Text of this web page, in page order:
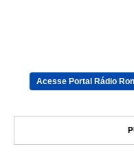
Acesse Portal Rádio